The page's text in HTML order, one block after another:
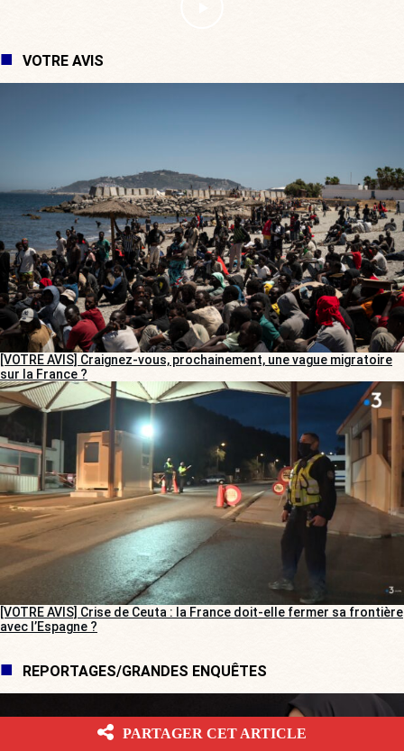
VOTRE AVIS
[VOTRE AVIS] Craignez-vous, prochainement, une vague migratoire
sur la France ?
[VOTRE AVIS] Crise de Ceuta : la France doit-elle fermer sa frontière
avec l’Espagne ?
REPORTAGES/GRANDES ENQUÊTES
PARTAGER CET ARTICLE